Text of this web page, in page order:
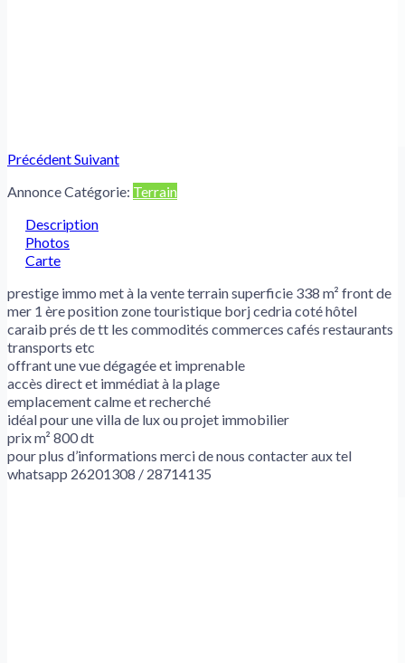
PrécédentSuivant
Annonce Catégorie: Terrain
Description
Photos
Carte
prestige immo met à la vente terrain superficie 338 m² front de
mer 1 ère position zone touristique borj cedria coté hôtel
caraib prés de tt les commodités commerces cafés restaurants
transports etc
offrant une vue dégagée et imprenable
accès direct et immédiat à la plage
emplacement calme et recherché
idéal pour une villa de lux ou projet immobilier
prix m² 800 dt
pour plus d’informations merci de nous contacter aux tel
whatsapp 26201308 / 28714135